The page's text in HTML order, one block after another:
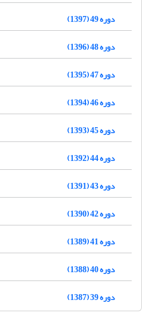
دوره 49 (1397)
دوره 48 (1396)
دوره 47 (1395)
دوره 46 (1394)
دوره 45 (1393)
دوره 44 (1392)
دوره 43 (1391)
دوره 42 (1390)
دوره 41 (1389)
دوره 40 (1388)
دوره 39 (1387)